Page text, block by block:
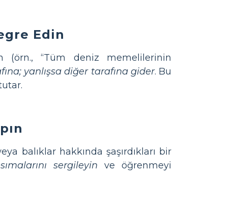
Edin
“Tüm deniz memelilerinin
yanlışsa diğer tarafına gider. Bu
balıklar hakkında şaşırdıkları bir
sergileyin ve öğrenmeyi